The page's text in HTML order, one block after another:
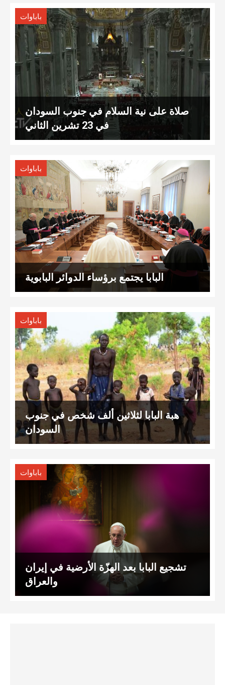
باباوات
صلاة على نية السلام في جنوب السودان
في 23 تشرين الثاني
باباوات
البابا يجتمع برؤساء الدوائر البابوية
باباوات
هبة البابا لثلاثين ألف شخص في جنوب
السودان
باباوات
تشجيع البابا بعد الهزّة الأرضية في إيران
والعراق